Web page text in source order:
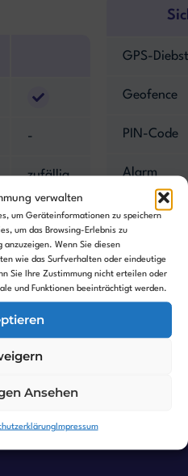
verwalten
um Geräteinformationen zu speichern
um das Browsing-Erlebnis zu
Wenn Sie diesen
wie das Surfverhalten oder eindeutige
Sie Ihre Zustimmung nicht erteilen oder
und Funktionen beeinträchtigt werden.
Ansehen
Impressum
-
zufällig
-
GPS-
Geofence
PIN-Code
Alarm
Hebesensor